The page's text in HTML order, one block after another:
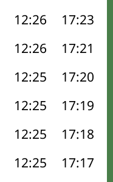
12:26 17:23
12:26 17:21
12:25 17:20
12:25 17:19
12:25 17:18
12:25 17:17